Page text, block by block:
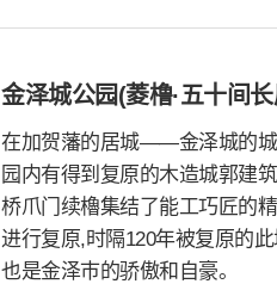
金泽城公园(菱橹·五十间
在加贺藩的居城――金泽城的城
园内有得到复原的木造城郭建
桥爪门续櫓集结了能工巧匠的
进行复原,时隔120年被复原的
也是金泽巿的骄傲和自豪。